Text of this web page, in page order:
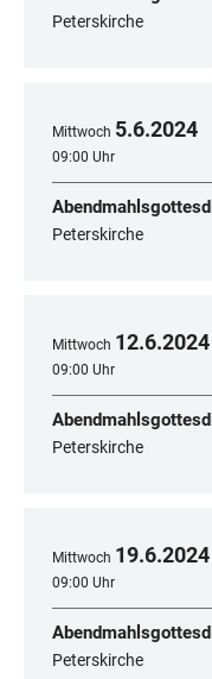
Peterskirche
Mittwoch 5.6.2024
09:00 Uhr
Peterskirche
Mittwoch 12.6.2024
09:00 Uhr
Peterskirche
Mittwoch 19.6.2024
09:00 Uhr
Peterskirche